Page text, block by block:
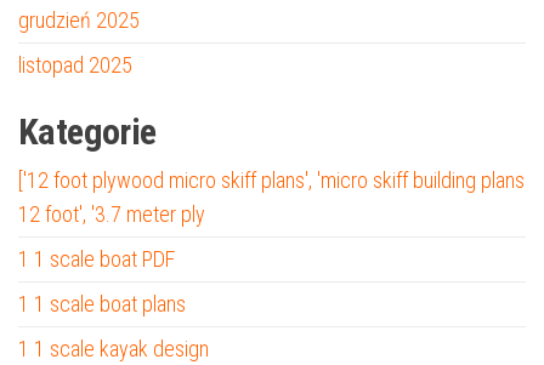
grudzień 2025
listopad 2025
Kategorie
['12 foot plywood micro skiff plans', 'micro skiff building plans
12 foot', '3.7 meter ply
1 1 scale boat PDF
1 1 scale boat plans
1 1 scale kayak design